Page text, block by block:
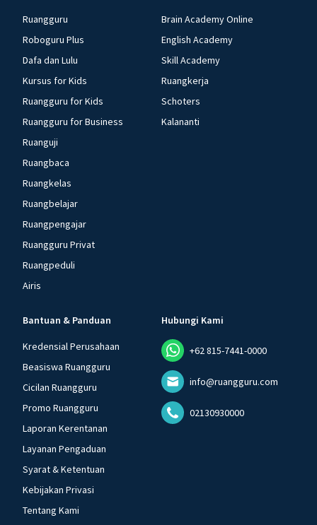
Ruangguru
Roboguru Plus
Dafa dan Lulu
Kursus for Kids
Ruangguru for Kids
Ruangguru for Business
Ruanguji
Ruangbaca
Ruangkelas
Ruangbelajar
Ruangpengajar
Ruangguru Privat
Ruangpeduli
Airis
Brain Academy Online
English Academy
Skill Academy
Ruangkerja
Schoters
Kalananti
Bantuan & Panduan
Kredensial Perusahaan
Beasiswa Ruangguru
Cicilan Ruangguru
Promo Ruangguru
Laporan Kerentanan
Layanan Pengaduan
Syarat & Ketentuan
Kebijakan Privasi
Tentang Kami
Hubungi Kami
+62 815-7441-0000
info@ruangguru.com
02130930000